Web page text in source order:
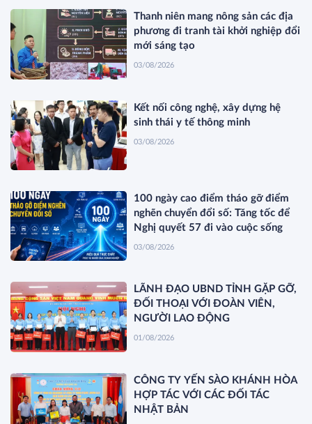
Thanh niên mang nông sản các địa
phương đi tranh tài khởi nghiệp đổi
mới sáng tạo
03/08/2026
Kết nối công nghệ, xây dựng hệ
sinh thái y tế thông minh
03/08/2026
100 ngày cao điểm tháo gỡ điểm
nghẽn chuyển đổi số: Tăng tốc để
Nghị quyết 57 đi vào cuộc sống
03/08/2026
LÃNH ĐẠO UBND TỈNH GẶP GỠ,
ĐỐI THOẠI VỚI ĐOÀN VIÊN,
NGƯỜI LAO ĐỘNG
01/08/2026
CÔNG TY YẾN SÀO KHÁNH HÒA
HỢP TÁC VỚI CÁC ĐỐI TÁC
NHẬT BẢN